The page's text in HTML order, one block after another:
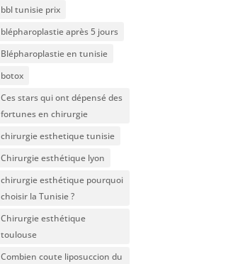
bbl tunisie prix
blépharoplastie après 5 jours
Blépharoplastie en tunisie
botox
Ces stars qui ont dépensé des
fortunes en chirurgie
chirurgie esthetique tunisie
Chirurgie esthétique lyon
chirurgie esthétique pourquoi
choisir la Tunisie ?
Chirurgie esthétique
toulouse
Combien coute liposuccion du